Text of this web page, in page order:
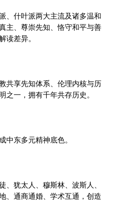
、什叶派两大主流及诸多温和
主、尊崇先知、恪守和平与善
读差异。
共享先知体系、伦理内核与历
之一，拥有千年共存历史。
中东多元精神底色。
、犹太人、穆斯林、波斯人、
、通商通婚、学术互通，创造